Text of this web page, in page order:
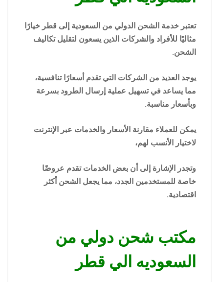
تعتبر خدمة الشحن الدولي من السعودية إلى قطر خيارًا
مثاليًا للأفراد والشركات الذين يسعون لتقليل تكاليف
الشحن.
يوجد العديد من الشركات التي تقدم أسعارًا تنافسية،
مما يساعد في تسهيل عملية إرسال الطرود بسرعة
وبأسعار مناسبة.
يمكن للعملاء مقارنة الأسعار والخدمات عبر الإنترنت
لاختيار الأنسب لهم،
وتجدر الإشارة إلى أن بعض الخدمات تقدم عروضًا
خاصة للمستخدمين الجدد، مما يجعل الشحن أكثر
اقتصادية.
مكتب شحن دولي من
السعوديه الي قطر